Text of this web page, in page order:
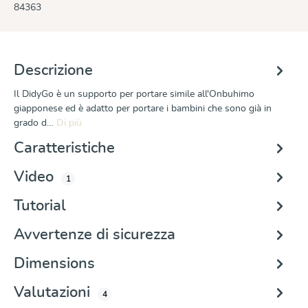
84363
Descrizione
Il DidyGo è un supporto per portare simile all'Onbuhimo
giapponese ed è adatto per portare i bambini che sono già in
grado d… Di più
Caratteristiche
Video
1
Tutorial
Avvertenze di sicurezza
Dimensions
Valutazioni
4